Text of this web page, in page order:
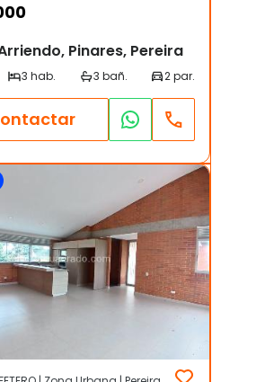
Pinares, Pereira